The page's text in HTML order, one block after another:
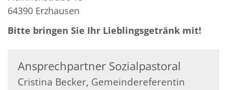
64390 Erzhausen
Bitte bringen Sie Ihr Lieblingsgetränk mit!
Ansprechpartner Sozialpastoral
Cristina Becker, Gemeindereferentin